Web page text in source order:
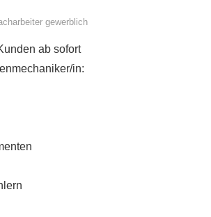
gewerblich
ab sofort
in: